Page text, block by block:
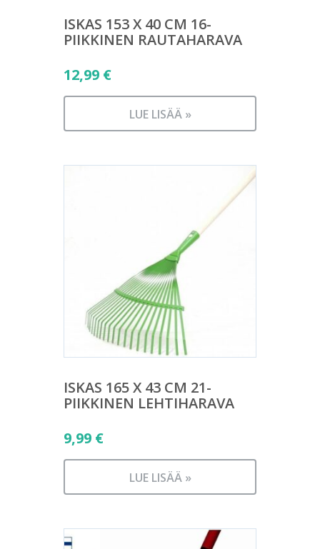
ISKAS 153 X 40 CM 16-
PIIKKINEN RAUTAHARAVA
12,99 €
LUE LISÄÄ »
ISKAS 165 X 43 CM 21-
PIIKKINEN LEHTIHARAVA
9,99 €
LUE LISÄÄ »